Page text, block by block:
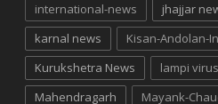
international-news
jhajjar
karnal news
Kisan-Andolan-
Kurukshetra News
lampi virus
Mahendragarh
Mayank-